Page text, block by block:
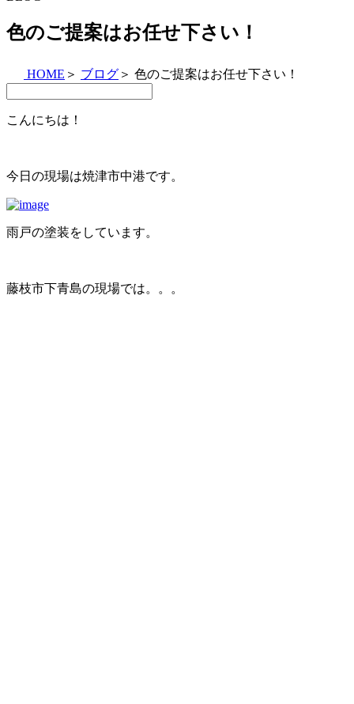
色のご提案はお任せ下さい！
HOME ＞ ブログ ＞ 色のご提案はお任せ下さい！
こんにちは！
今日の現場は焼津市中港です。
雨戸の塗装をしています。
藤枝市下青島の現場では。。。